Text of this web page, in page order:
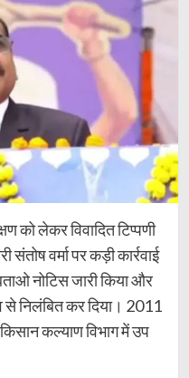
को लेकर विवादित टिप्पणी
वर्मा पर कड़ी कार्रवाई
नोटिस जारी किया और
से निलंबित कर दिया। 2011
कल्याण विभाग में उप